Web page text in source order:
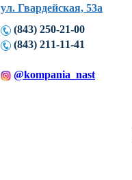
ул. Гвардейская, 53а
(843) 250-21-00
(843) 211-11-41
@kompania_nast